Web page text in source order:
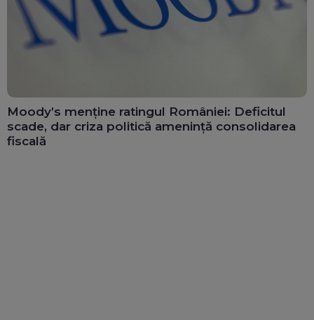
Moody’s menține ratingul României: Deficitul
scade, dar criza politică amenință consolidarea
fiscală